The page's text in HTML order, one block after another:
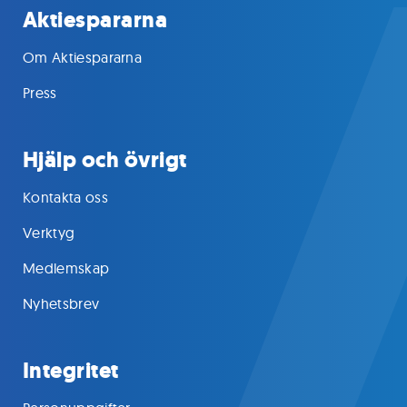
Aktiespararna
Om Aktiespararna
Press
Hjälp och övrigt
Kontakta oss
Verktyg
Medlemskap
Nyhetsbrev
Integritet